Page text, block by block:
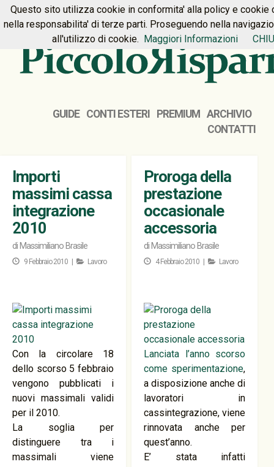
HOME PREMIUM CONTATTI
GUIDE CONTI ESTERI PREMIUM
ARCHIVIO
CONTATTI
Importi
massimi cassa
integrazione
2010
di Massimiliano Brasile
9 Febbraio 2010 | Lavoro
Con la circolare 18
dello scorso 5 febbraio
vengono pubblicati i
nuovi massimali validi
per il 2010.
La soglia per
distinguere tra i
massimali viene
Proroga della
prestazione
occasionale
accessoria
di Massimiliano Brasile
4 Febbraio 2010 | Lavoro
Lanciata l’anno scorso
come sperimentazione,
a disposizione anche di
lavoratori in
cassintegrazione, viene
rinnovata anche per
quest’anno.
E’ stata infatti
Questo sito utilizza cookie in conformita' alla policy e cookie
nella responsabilita' di terze parti. Proseguendo nella
all'utilizzo di cookie. Maggiori Informazioni